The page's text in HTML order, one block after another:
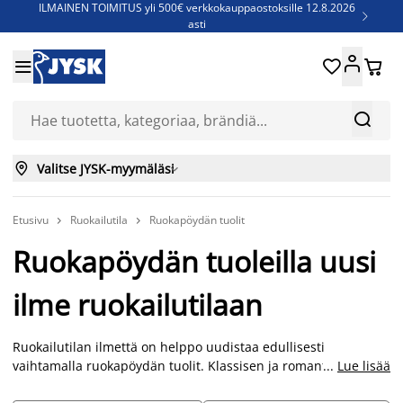
ILMAINEN TOIMITUS yli 500€ verkkokauppaostoksille 12.8.2026
asti

Jenkkisänkyjä - Säästä jopa 60%


 
 Valitse JYSK-myymäläsi
Etusivu  Ruokailutila  Ruokapöydän tuolit
Ruokapöydän tuoleilla uusi
ilme ruokailutilaan
Ruokailutilan ilmettä on helppo uudistaa edullisesti
vaihtamalla ruokapöydän tuolit. Klassisen ja romanttisen
... Lue lisää